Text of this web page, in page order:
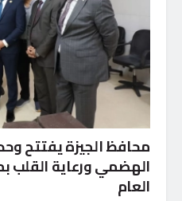
محافظ الجيزة يفتتح
الهضمي ورعاية
العام